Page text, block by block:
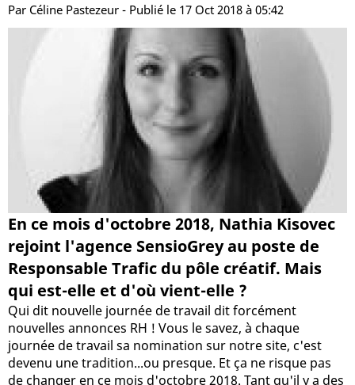
Par Céline Pastezeur - Publié le 17 Oct 2018 à 05:42
En ce mois d'octobre 2018, Nathia Kisovec
rejoint l'agence SensioGrey au poste de
Responsable Trafic du pôle créatif. Mais
qui est-elle et d'où vient-elle ?
Qui dit nouvelle journée de travail dit forcément
nouvelles annonces RH ! Vous le savez, à chaque
journée de travail sa nomination sur notre site, c'est
devenu une tradition...ou presque. Et ça ne risque pas
de changer en ce mois d'octobre 2018. Tant qu'il y a des